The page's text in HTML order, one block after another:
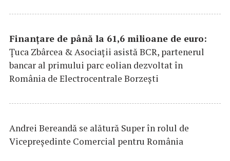
Finanțare de până la 61,6 milioane de euro:
Țuca Zbârcea & Asociații asistă BCR, partenerul
bancar al primului parc eolian dezvoltat în
România de Electrocentrale Borzești
Andrei Bereandă se alătură Super în rolul de
Vicepreședinte Comercial pentru România